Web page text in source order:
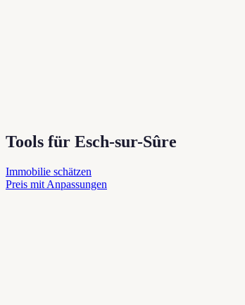
Tools für Esch-sur-Sûre
Immobilie schätzen
Preis mit Anpassungen